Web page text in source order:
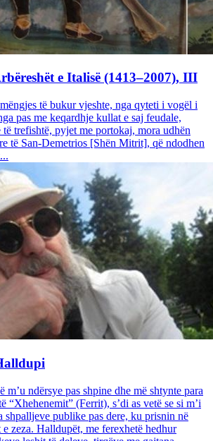
e Italisë (1413–2007), III
të bukur vjeshte, nga qyteti i vogël i
pas me keqardhje kullat e saj feudale,
të trefishtë, pyjet me portokaj, mora udhën
të San-Demetrios [Shën Mitrit], që ndodhen
m’u ndërsye pas shpine dhe më shtynte para
“Xhehenemit” (Ferrit), s’di as vetë se si m’i
shpalljeve publike pas dere, ku prisnin në
zeza. Halldupët, me ferexhetë hedhur